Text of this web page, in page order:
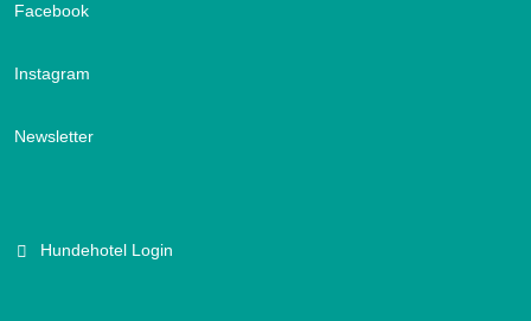
Facebook
Instagram
Newsletter
Hundehotel Login